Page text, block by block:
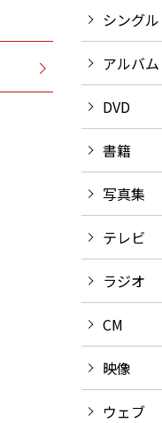
シングル
アルバム
DVD
書籍
写真集
テレビ
ラジオ
CM
映像
ウェブ